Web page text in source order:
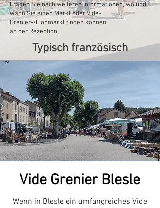
Fragen Sie nach weiteren Informationen, wo und
wann Sie einen Markt oder Vide-
Grenier-/Flohmarkt finden können
an der Rezeption.​
Typisch französisch
Vide Grenier Blesle
Wenn in Blesle ein umfangreiches Vide